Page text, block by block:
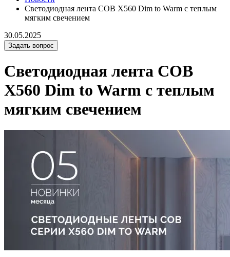
Светодиодная лента COB X560 Dim to Warm с теплым
мягким свечением
30.05.2025
Задать вопрос
Светодиодная лента COB
X560 Dim to Warm с теплым
мягким свечением